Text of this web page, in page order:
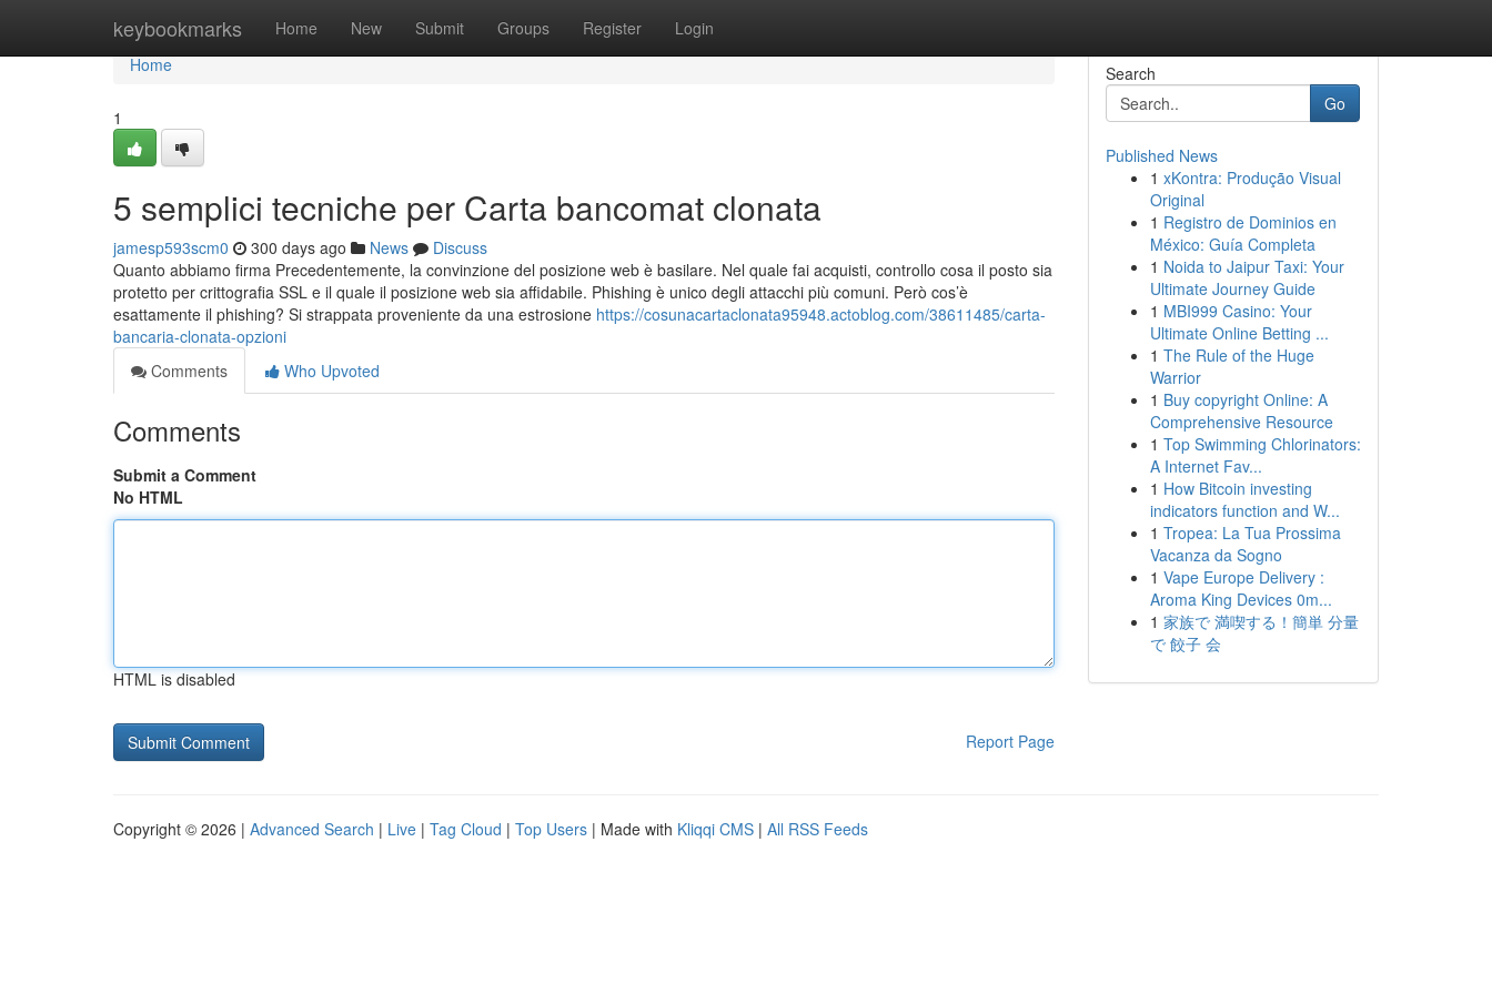
keybookmarks Home New Submit Groups Register Login
Home
Home
1
5 semplici tecniche per Carta bancomat clonata
jamesp593scm0 300 days ago News
Discuss
Quanto abbiamo firma Precedentemente, la convinzione del posizione web è basilare. Nel quale fai acquisti, controllo cosa il posto sia
protetto per crittografia SSL e il quale il posizione web sia affidabile. Phishing è unico degli attacchi più comuni. Però cos’è
esattamente il phishing? Si strappata proveniente da una estrosione https://cosunacartaclonata95948.actoblog.com/38611485/carta-
bancaria-clonata-opzioni
Comments
Who Upvoted
Comments
Submit a Comment
No HTML
HTML is disabled
Report Page
Search
Go
Published News
1 xKontra: Produção Visual
Original
1 Registro de Dominios en
México: Guía Completa
1 Noida to Jaipur Taxi: Your
Ultimate Journey Guide
1 MBI999 Casino: Your
Ultimate Online Betting ...
1 The Rule of the Huge
Warrior
1 Buy copyright Online: A
Comprehensive Resource
1 Top Swimming Chlorinators:
A Internet Fav...
1 How Bitcoin investing
indicators function and W...
1 Tropea: La Tua Prossima
Vacanza da Sogno
1 Vape Europe Delivery :
Aroma King Devices 0m...
1 家族で 満喫する！簡単 分量
で 餃子 会
Copyright © 2026 | Advanced Search | Live | Tag Cloud | Top Users | Made with Kliqqi CMS | All RSS Feeds